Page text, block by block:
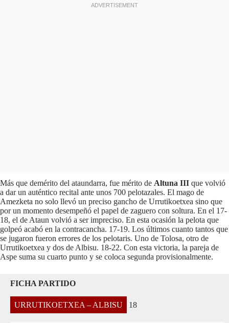
Más que demérito del ataundarra, fue mérito de Altuna III que volvió
a dar un auténtico recital ante unos 700 pelotazales. El mago de
Amezketa no solo llevó un preciso gancho de Urrutikoetxea sino que
por un momento desempeñó el papel de zaguero con soltura. En el 17-
18, el de Ataun volvió a ser impreciso. En esta ocasión la pelota que
golpeó acabó en la contracancha. 17-19. Los últimos cuanto tantos que
se jugaron fueron errores de los pelotaris. Uno de Tolosa, otro de
Urrutikoetxea y dos de Albisu. 18-22. Con esta victoria, la pareja de
Aspe suma su cuarto punto y se coloca segunda provisionalmente.
FICHA PARTIDO
URRUTIKOETXEA – ALBISU 18